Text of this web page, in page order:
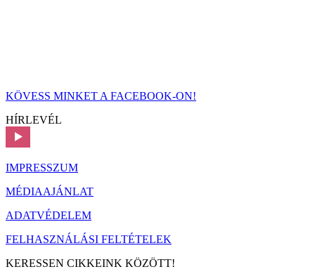
KÖVESS MINKET A FACEBOOK-ON!
HÍRLEVÉL
IMPRESSZUM
MÉDIAAJÁNLAT
ADATVÉDELEM
FELHASZNÁLÁSI FELTÉTELEK
KERESSEN CIKKEINK KÖZÖTT!